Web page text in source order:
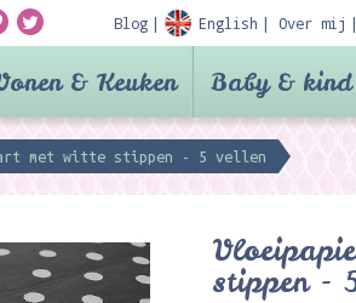
Blog English Over mij
& Keuken Baby & kind
met witte stippen - 5 vellen
stippen -